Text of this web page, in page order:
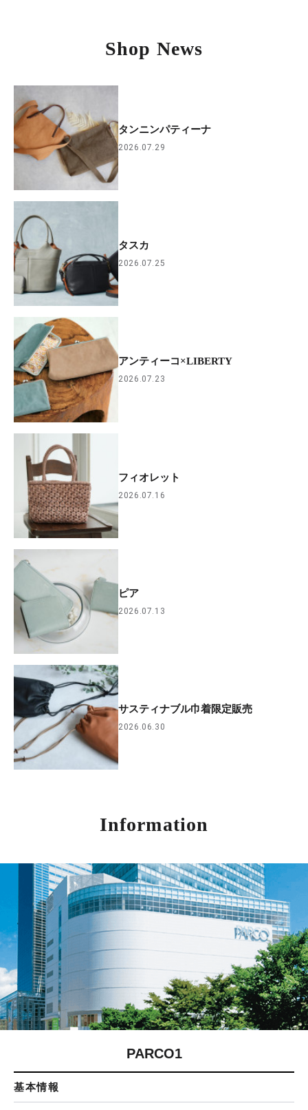
Shop News
タンニンパティーナ
2026.07.29
タスカ
2026.07.25
アンティーコ×LIBERTY
2026.07.23
フィオレット
2026.07.16
ピア
2026.07.13
サスティナブル巾着限定販売
2026.06.30
Information
PARCO1
基本情報